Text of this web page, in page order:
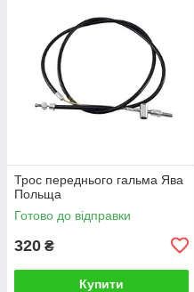
Трос переднього гальма Ява
Польща
Готово до відправки
320 ₴
Купити